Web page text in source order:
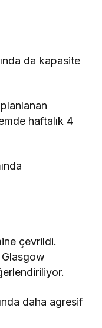
da kapasite
haftalık 4
çevrildi.
daha agresif